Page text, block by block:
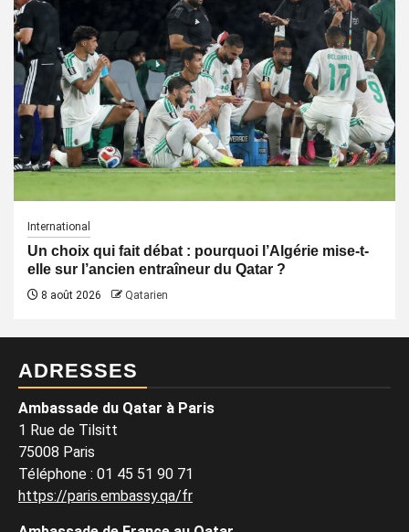
International
Un choix qui fait débat : pourquoi l’Algérie mise-t-
elle sur l’ancien entraîneur du Qatar ?
8 août 2026 Qatarien
ADRESSES
Ambassade du Qatar à Paris
1 Rue de Tilsitt
75008 Paris
Téléphone : 01 45 51 90 71
https://paris.embassy.qa/fr